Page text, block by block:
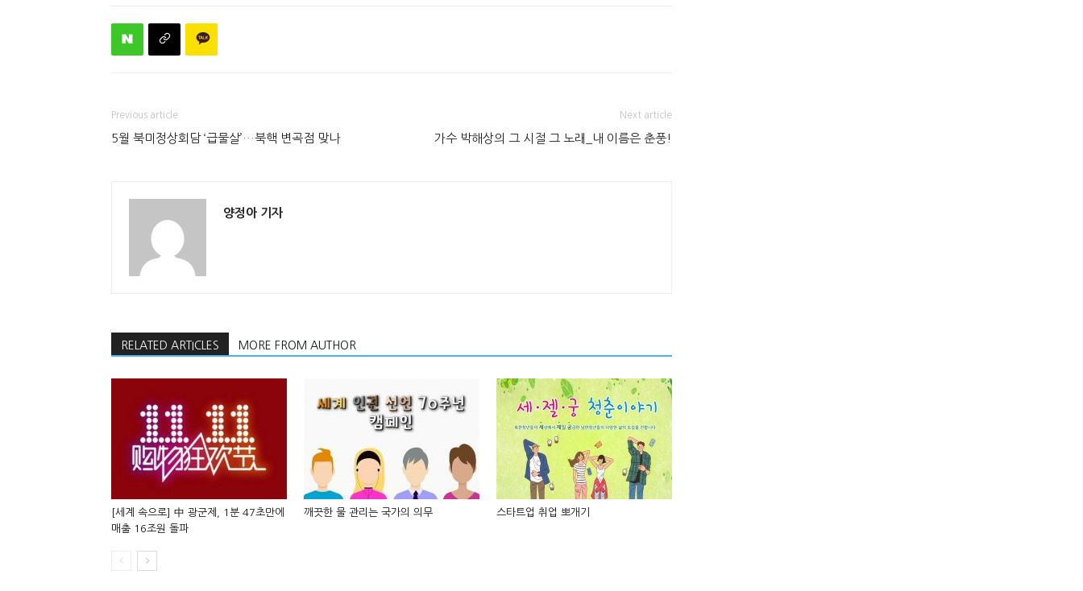
Previous article
5월 북미정상회담 ‘급물살’…북핵 변곡점 맞나
Next article
가수 박해상의 그 시절 그 노래_내 이름은 춘풍!
양정아 기자
RELATED ARTICLES MORE FROM AUTHOR
[세계 속으로] 中 광군제, 1분 47초만에
매출 16조원 돌파
깨끗한 물 관리는 국가의 의무 스타트업 취업 뽀개기